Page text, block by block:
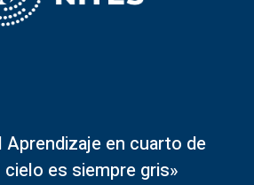
Aprendizaje en cuarto de
cielo es siempre gris»